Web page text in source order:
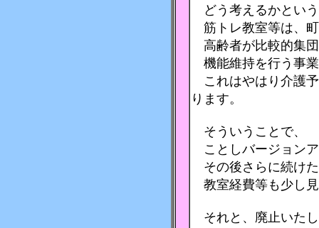
どう考えるかとい
筋トレ教室等は、
高齢者が比較的集
機能維持を行う事
これはやはり介護
ります。
そういうことで、
ことしバージョン
その後さらに続け
教室経費等も少し
それと、廃止いた